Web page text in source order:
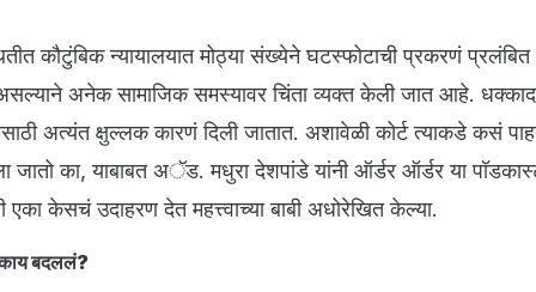
कौटुंबिक न्यायालयात मोठ्या संख्येने घटस्फोटाची प्रकरणं
अनेक सामाजिक समस्यावर चिंता व्यक्त केली जात आहे.
अत्यंत क्षुल्लक कारणं दिली जातात. अशावेळी कोर्ट त्याकडे कसं
जातो का, याबाबत अॅड. मधुरा देशपांडे यांनी ऑर्डर ऑर्डर या
एका केसचं उदाहरण देत महत्त्वाच्या बाबी अधोरेखित केल्या.
काय बदललं?